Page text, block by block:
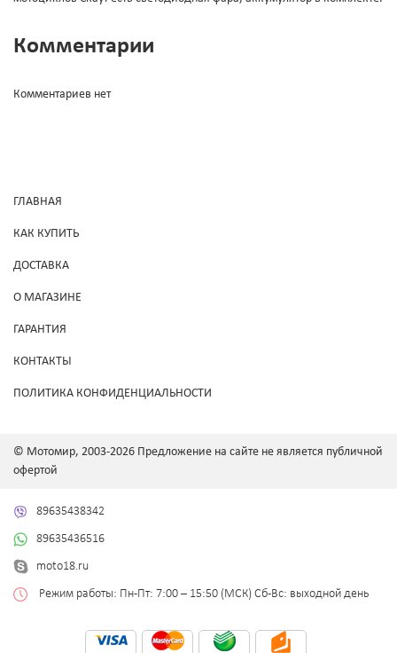
Комментарии
Комментариев нет
ГЛАВНАЯ
КАК КУПИТЬ
ДОСТАВКА
О МАГАЗИНЕ
ГАРАНТИЯ
КОНТАКТЫ
ПОЛИТИКА КОНФИДЕНЦИАЛЬНОСТИ
© Мотомир, 2003-2026 Предложение на сайте не является публичной
офертой
89635438342
89635436516
moto18.ru
Режим работы: Пн-Пт: 7:00 – 15:50 (МСК) Сб-Вс: выходной день